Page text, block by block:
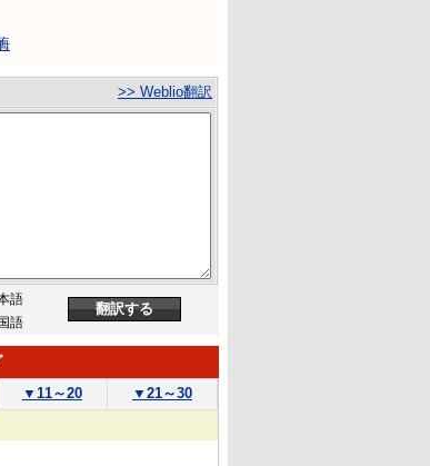
>> Weblio翻訳
語
語
▼ 11～20 ▼ 21～30